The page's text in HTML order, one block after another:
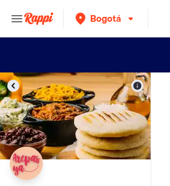
Bogotá